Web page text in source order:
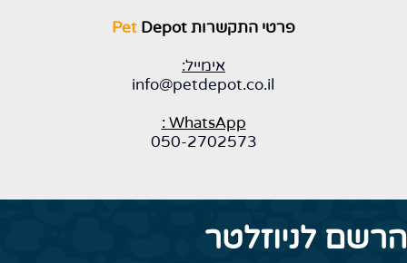
פרטי התקשרות Pet Depot
אימייל:
info@petdepot.co.il
WhatsApp :
050-2702573
הרשם לניוזלטר